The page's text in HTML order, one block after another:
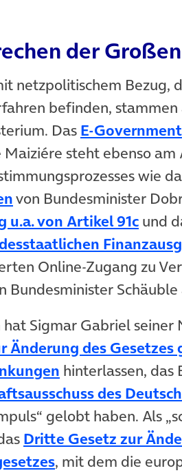
der
netzpolitischem Bezug,
befinden, stammen
Das E-
steht ebenso am
wie
(öffnet in neuem Tab)
von Bundesminister
u.a. von Artikel 91c und
Online-Zugang zu
Bundesminister
Sigmar Gabriel
Änderung des Gesetzes
(öffnet in neuem
hinterlassen, das
des
gelobt haben. Als
Dritte Gesetz zur
(öffnet in neuem
, mit dem die